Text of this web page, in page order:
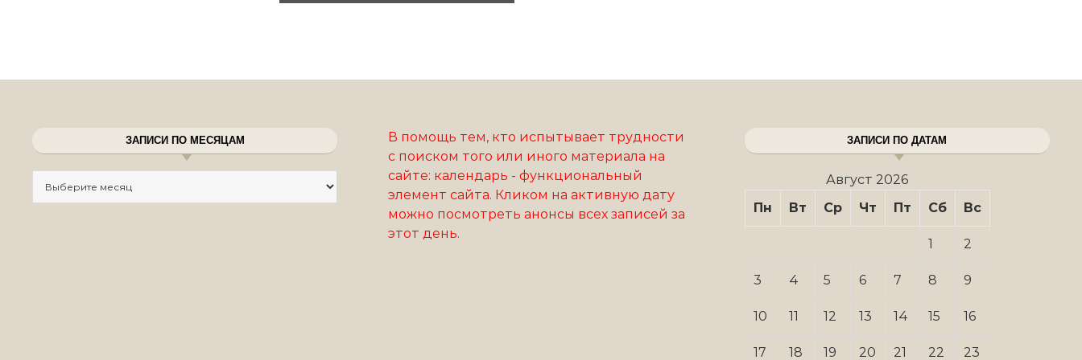
ЗАПИСИ ПО МЕСЯЦАМ
В помощь тем, кто испытывает трудности
с поиском того или иного материала на
сайте: календарь - функциональный
элемент сайта. Кликом на активную дату
можно посмотреть анонсы всех записей за
этот день.
ЗАПИСИ ПО ДАТАМ
Август 2026
Пн
Вт Ср Чт Пт Сб Вс
1 2
3 4 5 6 7 8 9
10 11 12 13 14 15 16
17 18 19 20 21 22 23